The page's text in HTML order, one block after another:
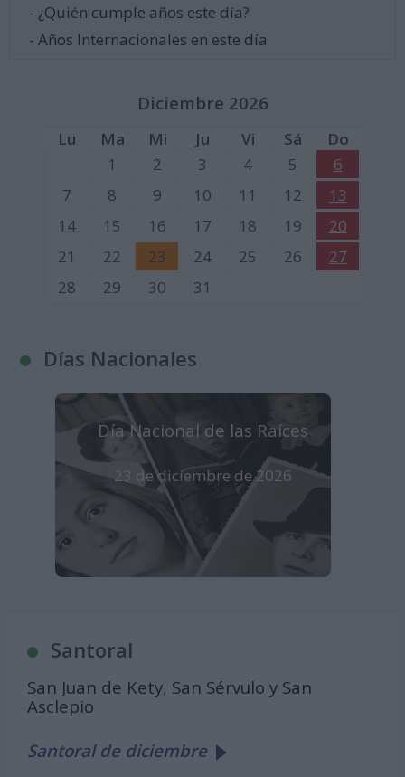
- ¿Quién cumple años este día?
- Años Internacionales en este día
Diciembre 2026
Lu Ma Mi Ju Vi Sá
Do
1
2 3 4 5
6
7
8 9 10 11 12
13
14
15 16 17 18 19
20
21
22 23 24 25 26
27
28
29 30 31
Días Nacionales
Día Nacional de las Raíces
23 de diciembre de 2026
Se celebra en Estados Unidos
Santoral
San Juan de Kety, San Sérvulo y San
Asclepio
Santoral de diciembre